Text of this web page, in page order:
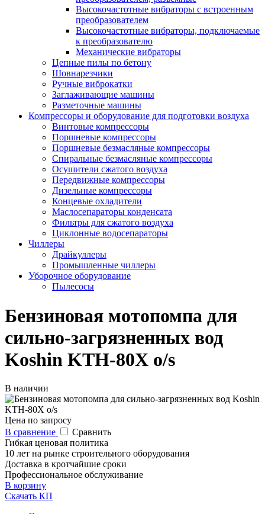
Высокочастотные вибраторы с встроенным
преобразователем
Высокочастотные вибраторы, подключаемые
к преобразователю
Механические вибраторы
Цепные пилы по бетону
Шовнарезчики
Ручные виброкатки
Заглаживающие машины
Разметочные машины
Компрессоры и оборудование для подготовки воздуха
Винтовые компрессоры
Поршневые компрессоры
Поршневые безмасляные компрессоры
Спиральные безмасляные компрессоры
Осушители сжатого воздуха
Передвижные компрессоры
Дизельные компрессоры
Концевые охладители
Маслосепараторы конденсата
Фильтры для сжатого воздуха
Циклонные водосепараторы
Чиллеры
Драйкуллеры
Промышленные чиллеры
Уборочное оборудование
Пылесосы
Бензиновая мотопомпа для
сильно-загрязненных вод
Koshin KTH-80X o/s
В наличии
Цена по запросу
В сравнение
Сравнить
Гибкая ценовая политика
10 лет на рынке строительного оборудования
Доставка в кротчайшие сроки
Профессиональное обслуживание
В корзину
Скачать КП